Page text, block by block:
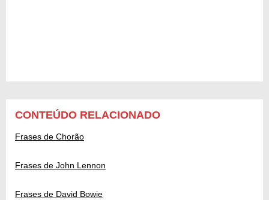
CONTEÚDO RELACIONADO
Frases de Chorão
Frases de John Lennon
Frases de David Bowie